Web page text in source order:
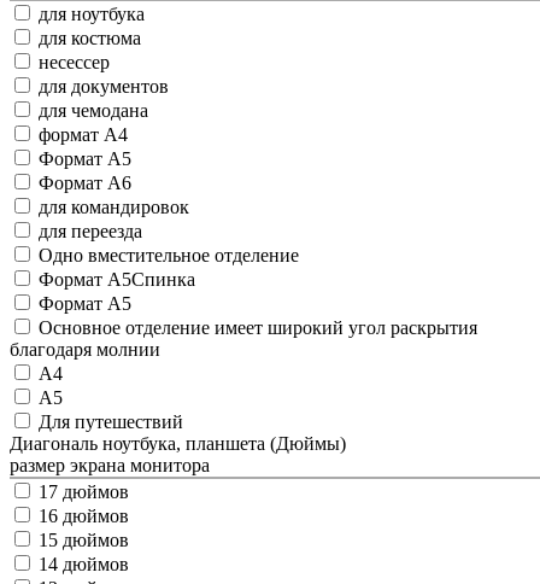
для ноутбука
для костюма
несессер
для документов
для чемодана
формат A4
Формат А5
Формат А6
для командировок
для переезда
Одно вместительное отделение
Формат А5Спинка
Формат A5
Основное отделение имеет широкий угол раскрытия
благодаря молнии
А4
А5
Для путешествий
Диагональ ноутбука, планшета (Дюймы)
размер экрана монитора
17 дюймов
16 дюймов
15 дюймов
14 дюймов